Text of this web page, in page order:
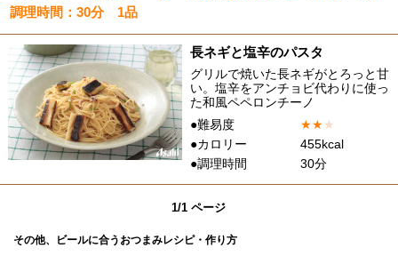
調理時間：30分 1品
長ネギと塩辛のパスタ
グリルで焼いた長ネギがとろっと甘
い。塩辛をアンチョビ代わりに使っ
た和風ペペロンチーノ
●難易度
★★★
●カロリー
455kcal
●調理時間
30分
1/1 ページ
その他、ビールに合うおつまみレシピ・作り方